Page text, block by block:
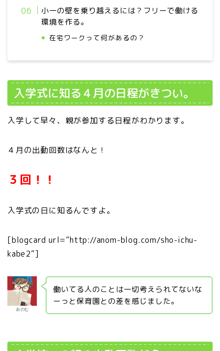
小一の壁を乗り越えるには？フリーで働ける
環境を作る。
在宅ワークって何があるの？
入学式に知る４月の日程がきつい。
入学して早々、親が参加する日程がわかります。
４月の出動回数はなんと！
３回！！
入学式の日に知るんですよ。
[blogcard url=”http://anom-blog.com/sho-ichu-
kabe2”]
あのむ
働いてる人のことは一切考えられてないな
ーっと保育園との差を感じました。